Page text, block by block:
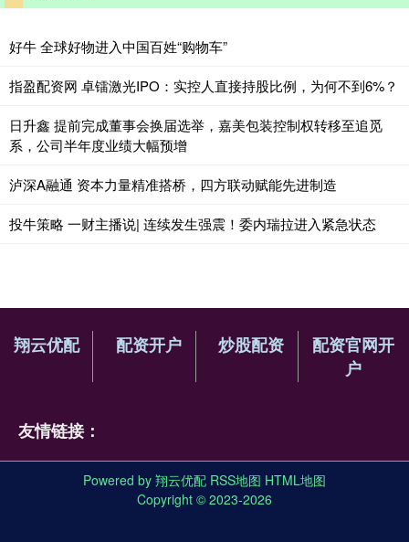
好牛 全球好物进入中国百姓“购物车”
指盈配资网 卓镭激光IPO：实控人直接持股比例，为何不到6%？
日升鑫 提前完成董事会换届选举，嘉美包装控制权转移至追觅
系，公司半年度业绩大幅预增
泸深A融通 资本力量精准搭桥，四方联动赋能先进制造
投牛策略 一财主播说| 连续发生强震！委内瑞拉进入紧急状态
翔云优配 配资开户 炒股配资
配资官网开
户
友情链接：
Powered by 翔云优配 RSS地图 HTML地图
Copyright © 2023-2026